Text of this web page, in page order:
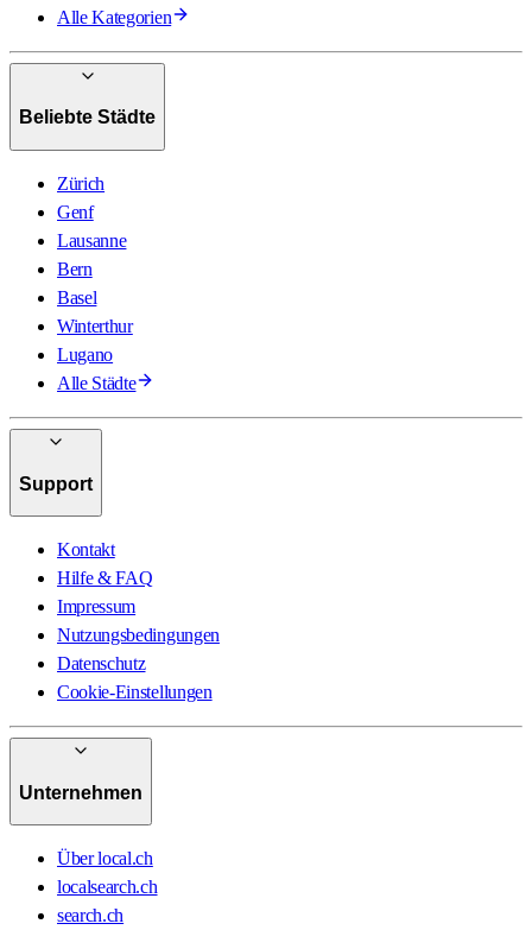
Alle Kategorien
Beliebte Städte
Zürich
Genf
Lausanne
Bern
Basel
Winterthur
Lugano
Alle Städte
Support
Kontakt
Hilfe & FAQ
Impressum
Nutzungsbedingungen
Datenschutz
Cookie-Einstellungen
Unternehmen
Über local.ch
localsearch.ch
search.ch